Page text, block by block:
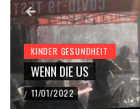
KINDER GESUNDHEIT
WENN DIE US
/ 11/01/2022